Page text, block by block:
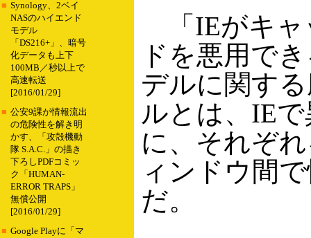
■ Synology、2ベイ
NASのハイエンド
モデル
「DS216+」、暗号
化データも上下
100MB／秒以上で
高速転送
[2016/01/29]
■ 公安9課が情報流出
の危険性を解き明
かす、「攻殻機動
隊 S.A.C.」の描き
下ろしPDFコミッ
ク「HUMAN-
ERROR TRAPS」
無償公開
[2016/01/29]
■ Google Playに「マ
「IEがキャ
ドを悪用で
デルに関す
ルとは、IE
に、それぞ
ィンドウ間
だ。